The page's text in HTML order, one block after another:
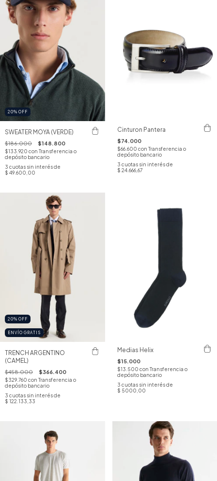
20% OFF
SWEATER MOYA (VERDE)
$186.000 $148.800
$133.920 con Transferencia o
depósito bancario
3 cuotas sin interés de
$ 49.600,00
Cinturon Pantera
$74.000
$66.600 con Transferencia o
depósito bancario
3 cuotas sin interés de
$ 24.666,67
20% OFF
ENVÍO GRATIS
TRENCH ARGENTINO
(CAMEL)
$458.000 $366.400
$329.760 con Transferencia o
depósito bancario
3 cuotas sin interés de
$ 122.133,33
Medias Helix
$15.000
$13.500 con Transferencia o
depósito bancario
3 cuotas sin interés de
$ 5000,00